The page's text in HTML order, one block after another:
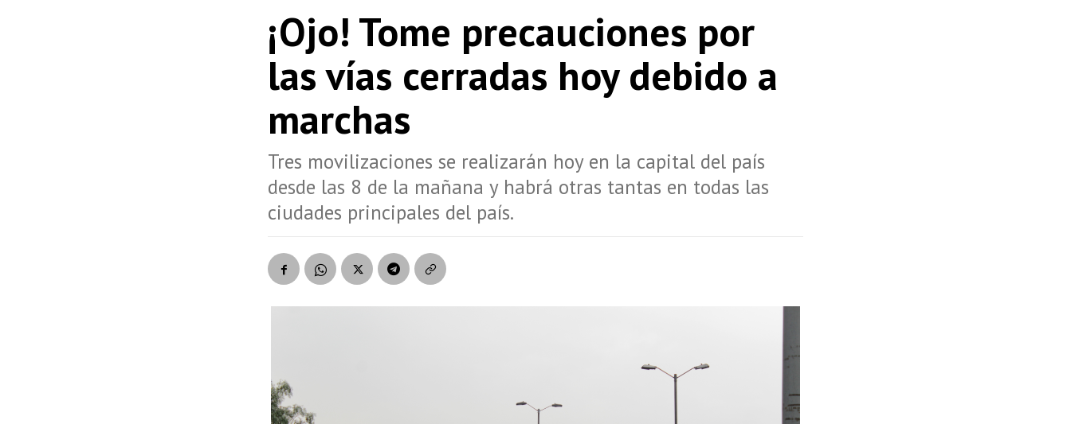
¡Ojo! Tome precauciones por
las vías cerradas hoy debido a
marchas
Tres movilizaciones se realizarán hoy en la capital del país
desde las 8 de la mañana y habrá otras tantas en todas las
ciudades principales del país.